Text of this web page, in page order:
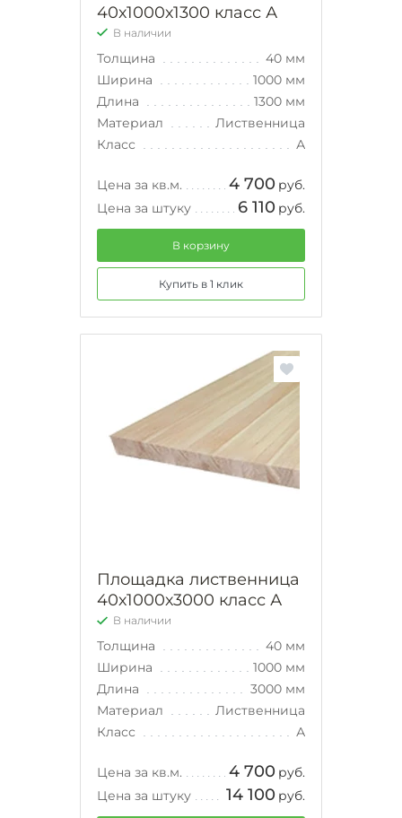
40х1000х1300 класс А
В наличии
Толщина
40 мм
Ширина
1000 мм
Длина
1300 мм
Материал
Лиственница
Класс
А
Цена за кв.м. 4 700 руб.
Цена за штуку
6 110 руб.
В корзину
Купить в 1 клик
Площадка лиственница
40х1000х3000 класс А
В наличии
Толщина
40 мм
Ширина
1000 мм
Длина
3000 мм
Материал
Лиственница
Класс
А
Цена за кв.м. 4 700 руб.
Цена за штуку
14 100 руб.